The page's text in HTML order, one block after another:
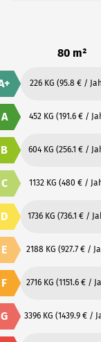
80 m²
226 KG (95.8 € /
A 452 KG (191.6 € /
B 604 KG (256.1 € /
C 1132 KG (480 € /
D 1736 KG (736.1 € /
E 2188 KG (927.7 € /
F 2716 KG (1151.6 € /
G 3396 KG (1439.9 € /